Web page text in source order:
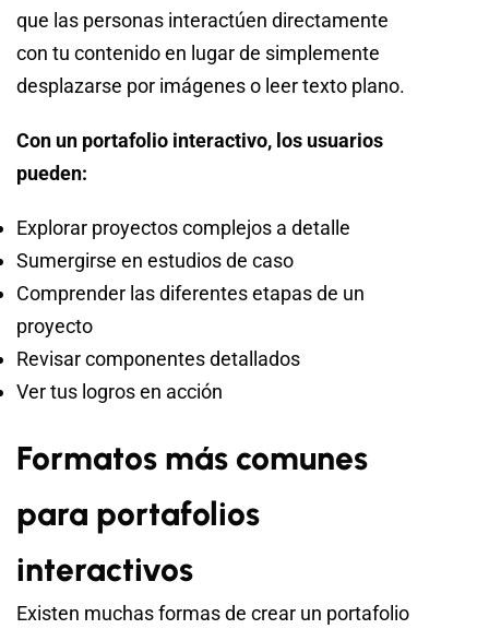
que las personas interactúen directamente
con tu contenido en lugar de simplemente
desplazarse por imágenes o leer texto plano.
Con un portafolio interactivo, los usuarios
pueden:
Explorar proyectos complejos a detalle
Sumergirse en estudios de caso
Comprender las diferentes etapas de un
proyecto
Revisar componentes detallados
Ver tus logros en acción
Formatos más comunes
para portafolios
interactivos
Existen muchas formas de crear un portafolio